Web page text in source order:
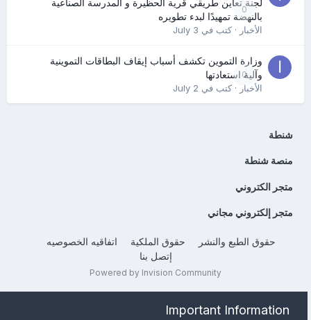
0
لجنة تعاين طريقي قرية الحظيرة و المدرسة الصناعية
بالنهضة تمهيدًا لبدء تطويره
الأخبار· كتب في July 3
0
وزارة التموين تكشف أسباب إيقاف البطاقات التموينية
وآلية استعادتها
الأخبار· كتب في July 2
شنطة
منصة شنطة
متجر الكتروني
متجر إلكتروني مجاني
حقوق الطبع والنشر حقوق الملكية
اتفاقيه الخصوصيه
إتصل بنا
Powered by Invision Community
Important Information